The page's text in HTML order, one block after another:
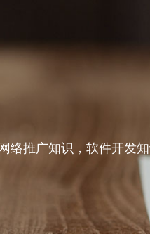
络推广知识，软件开发